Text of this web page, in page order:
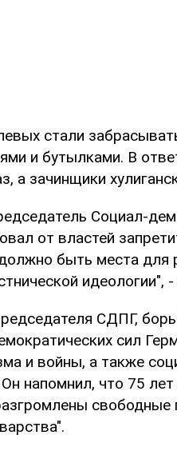
стали
и бутылками. В
а зачинщики
Социал-
от властей
быть места для
идеологии",
СДПГ,
сил
и войны, а также
напомнил, что 75